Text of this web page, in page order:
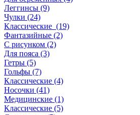
Леггинсы (9)
Чулки (24)
Классические (19)
Фантазийные (2)
С рисунком (2)
Для пояса (3)
Гетры (5)
Гольфы (7)
Классические (4)
Носочки (41)
Медицинские (1)
Классические (5)